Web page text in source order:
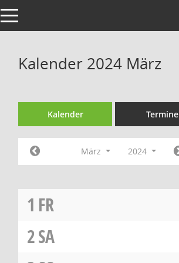
Toggle navigation
Kalender 2024 März
Kalender Termine
März 2024
1 FR
2SA